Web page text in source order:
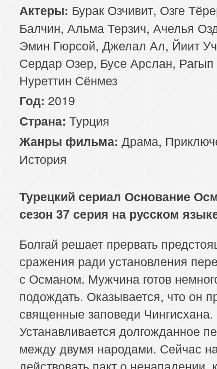
Актеры: Бурак Озчивит, Озге
Балчин, Альма Терзич, Ачелья
Эмин Гюрсой, Джелал Ал, Йиит
Сердар Озер, Бусе Арслан,
Нуреттин Сёнмез
Год: 2019
Страна: Турция
Жанры фильма: Драма,
История
Турецкий сериал Основание
сезон 37 серия на русском
Болгай решает прервать
сражения ради установления
с Османом. Мужчина готов
подождать. Оказывается, что он
священные заповеди Чингисхана.
Устанавливается долгожданное
между двумя народами. Сейчас
действовать пакт о ненападении,